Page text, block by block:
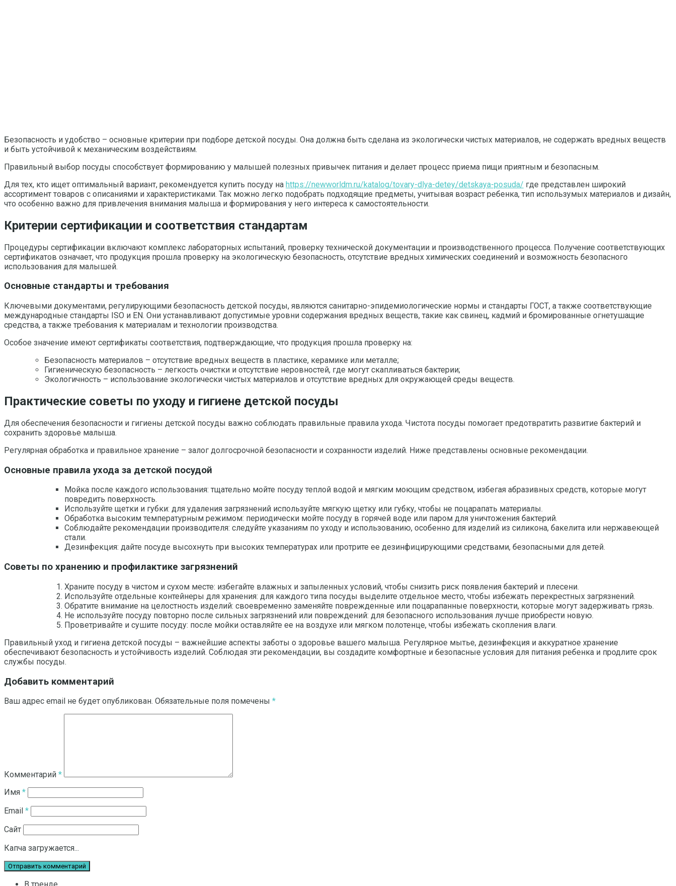
Безопасность и удобство – основные критерии при подборе детской посуды. Она должна быть сделана из экологически чистых материалов, не содержать вредных веществ
и быть устойчивой к механическим воздействиям.
Правильный выбор посуды способствует формированию у малышей полезных привычек питания и делает процесс приема пищи приятным и безопасным.
Для тех, кто ищет оптимальный вариант, рекомендуется купить посуду на https://newworldm.ru/katalog/tovary-dlya-detey/detskaya-posuda/ где представлен широкий
ассортимент товаров с описаниями и характеристиками. Так можно легко подобрать подходящие предметы, учитывая возраст ребенка, тип использумых материалов и дизайн,
что особенно важно для привлечения внимания малыша и формирования у него интереса к самостоятельности.
Критерии сертификации и соответствия стандартам
Процедуры сертификации включают комплекс лабораторных испытаний, проверку технической документации и производственного процесса. Получение соответствующих
сертификатов означает, что продукция прошла проверку на экологическую безопасность, отсутствие вредных химических соединений и возможность безопасного
использования для малышей.
Основные стандарты и требования
Ключевыми документами, регулирующими безопасность детской посуды, являются санитарно-эпидемиологические нормы и стандарты ГОСТ, а также соответствующие
международные стандарты ISO и EN. Они устанавливают допустимые уровни содержания вредных веществ, такие как свинец, кадмий и бромированные огнетушащие
средства, а также требования к материалам и технологии производства.
Особое значение имеют сертификаты соответствия, подтверждающие, что продукция прошла проверку на:
Безопасность материалов – отсутствие вредных веществ в пластике, керамике или металле;
Гигиеническую безопасность – легкость очистки и отсутствие неровностей, где могут скапливаться бактерии;
Экологичность – использование экологически чистых материалов и отсутствие вредных для окружающей среды веществ.
Практические советы по уходу и гигиене детской посуды
Для обеспечения безопасности и гигиены детской посуды важно соблюдать правильные правила ухода. Чистота посуды помогает предотвратить развитие бактерий и
сохранить здоровье малыша.
Регулярная обработка и правильное хранение – залог долгосрочной безопасности и сохранности изделий. Ниже представлены основные рекомендации.
Основные правила ухода за детской посудой
Мойка после каждого использования: тщательно мойте посуду теплой водой и мягким моющим средством, избегая абразивных средств, которые могут
повредить поверхность.
Используйте щетки и губки: для удаления загрязнений используйте мягкую щетку или губку, чтобы не поцарапать материалы.
Обработка высоким температурным режимом: периодически мойте посуду в горячей воде или паром для уничтожения бактерий.
Соблюдайте рекомендации производителя: следуйте указаниям по уходу и использованию, особенно для изделий из силикона, бакелита или нержавеющей
стали.
Дезинфекция: дайте посуде высохнуть при высоких температурах или протрите ее дезинфицирующими средствами, безопасными для детей.
Советы по хранению и профилактике загрязнений
Храните посуду в чистом и сухом месте: избегайте влажных и запыленных условий, чтобы снизить риск появления бактерий и плесени.
Используйте отдельные контейнеры для хранения: для каждого типа посуды выделите отдельное место, чтобы избежать перекрестных загрязнений.
Обратите внимание на целостность изделий: своевременно заменяйте поврежденные или поцарапанные поверхности, которые могут задерживать грязь.
Не используйте посуду повторно после сильных загрязнений или повреждений: для безопасного использования лучше приобрести новую.
Проветривайте и сушите посуду: после мойки оставляйте ее на воздухе или мягком полотенце, чтобы избежать скопления влаги.
Правильный уход и гигиена детской посуды – важнейшие аспекты заботы о здоровье вашего малыша. Регулярное мытье, дезинфекция и аккуратное хранение
обеспечивают безопасность и устойчивость изделий. Соблюдая эти рекомендации, вы создадите комфортные и безопасные условия для питания ребенка и продлите срок
службы посуды.
Добавить комментарий
Ваш адрес email не будет опубликован. Обязательные поля помечены *
Комментарий *
Имя *
Email *
Сайт
Капча загружается...